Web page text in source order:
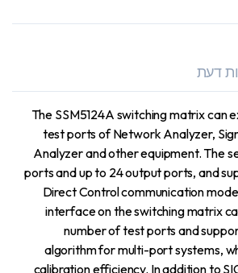
דעת
The SSM5124A switching matrix can
test ports of Network Analyzer,
Analyzer and other equipment. The
ports and up to 24 output ports, and
Direct Control communication
interface on the switching matrix
number of test ports and
algorithm for multi-port systems,
calibration efficiency. In addition to